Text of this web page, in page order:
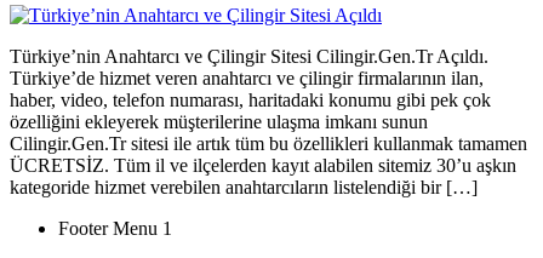
Türkiye’nin Anahtarcı ve Çilingir Sitesi Cilingir.Gen.Tr Açıldı.
Türkiye’de hizmet veren anahtarcı ve çilingir firmalarının ilan,
haber, video, telefon numarası, haritadaki konumu gibi pek çok
özelliğini ekleyerek müşterilerine ulaşma imkanı sunun
Cilingir.Gen.Tr sitesi ile artık tüm bu özellikleri kullanmak tamamen
ÜCRETSİZ. Tüm il ve ilçelerden kayıt alabilen sitemiz 30’u aşkın
kategoride hizmet verebilen anahtarcıların listelendiği bir […]
Footer Menu 1